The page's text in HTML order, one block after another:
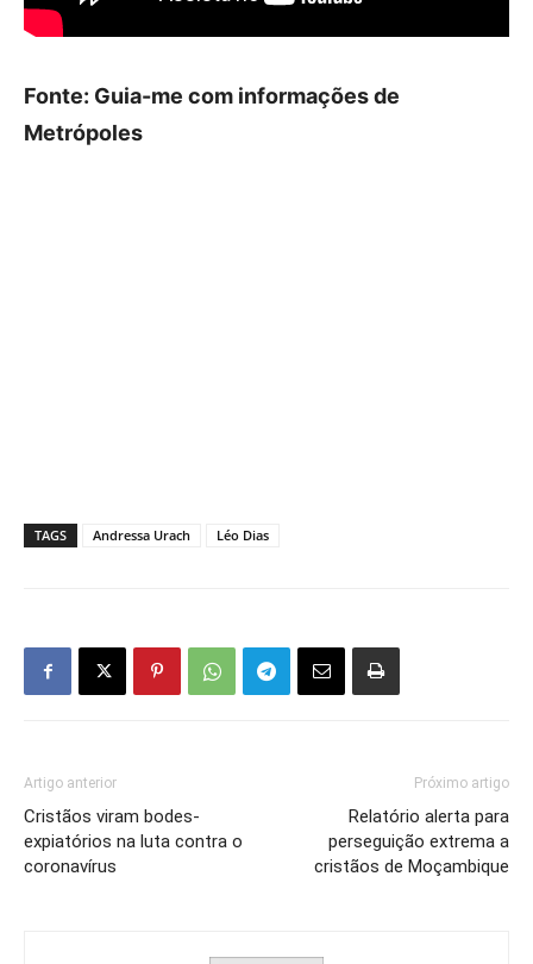
Fonte: Guia-me com informações de
Metrópoles
TAGS Andressa Urach Léo Dias
Artigo anterior
Cristãos viram bodes-
expiatórios na luta contra o
coronavírus
Próximo artigo
Relatório alerta para
perseguição extrema a
cristãos de Moçambique